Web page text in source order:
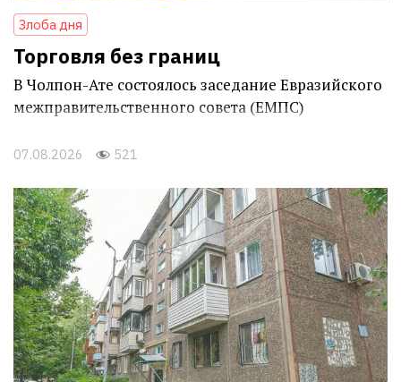
Злоба дня
Торговля без границ
В Чолпон-Ате состоялось заседание Евразийского
межправительственного совета (ЕМПС)
07.08.2026 521